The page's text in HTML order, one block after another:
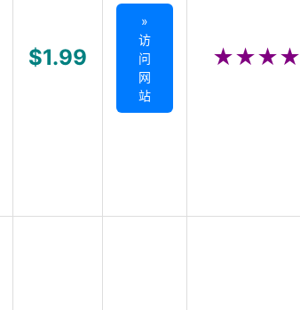
$1.99
»
访
问
网
站
★★★★